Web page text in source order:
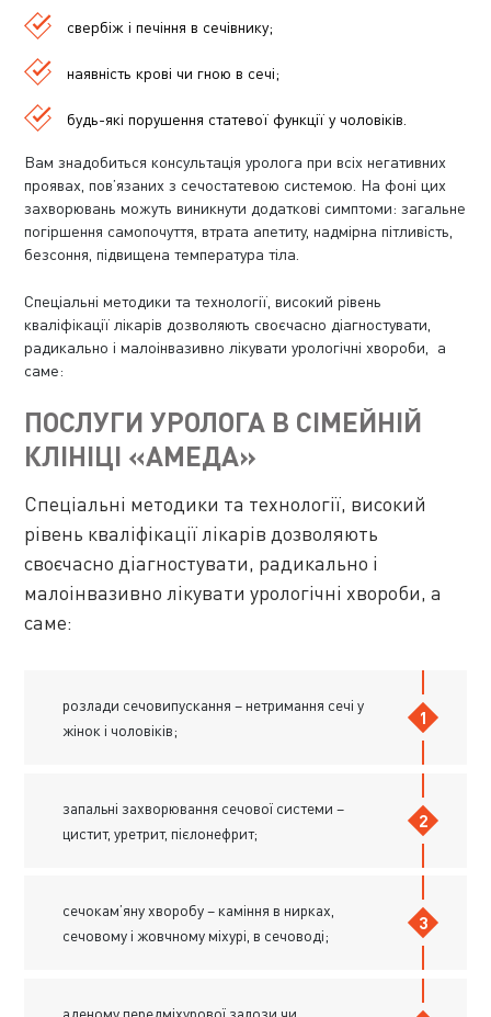
свербіж і печіння в сечівнику;
наявність крові чи гною в сечі;
будь-які порушення статевої функції у чоловіків.
Вам знадобиться консультація уролога при всіх негативних
проявах, пов’язаних з сечостатевою системою. На фоні цих
захворювань можуть виникнути додаткові симптоми: загальне
погіршення самопочуття, втрата апетиту, надмірна пітливість,
безсоння, підвищена температура тіла.
Спеціальні методики та технології, високий рівень
кваліфікації лікарів дозволяють своєчасно діагностувати,
радикально і малоінвазивно лікувати урологічні хвороби, а
саме:
ПОСЛУГИ УРОЛОГА В СІМЕЙНІЙ
КЛІНІЦІ «АМЕДА»
Спеціальні методики та технології, високий
рівень кваліфікації лікарів дозволяють
своєчасно діагностувати, радикально і
малоінвазивно лікувати урологічні хвороби, а
саме:
розлади сечовипускання – нетримання сечі у
жінок і чоловіків;
запальні захворювання сечової системи –
цистит, уретрит, пієлонефрит;
сечокам’яну хворобу – каміння в нирках,
сечовому і жовчному міхурі, в сечоводі;
аденому передміхурової залози чи